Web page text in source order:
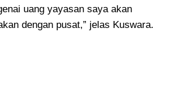
uang yayasan saya akan
dengan pusat,” jelas Kuswara.